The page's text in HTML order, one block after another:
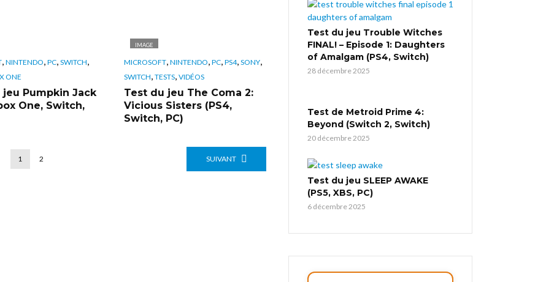
, NINTENDO, PC, SWITCH,
ONE
jeu Pumpkin Jack
One, Switch,
IMAGE
MICROSOFT, NINTENDO, PC, PS4, SONY,
SWITCH, TESTS, VIDÉOS
Test du jeu The Coma 2:
Vicious Sisters (PS4,
Switch, PC)
1 2 SUIVANT
Test du jeu Trouble Witches
FINAL! – Episode 1: Daughters
of Amalgam (PS4, Switch)
28 décembre 2025
Test de Metroid Prime 4:
Beyond (Switch 2, Switch)
20 décembre 2025
Test du jeu SLEEP AWAKE
(PS5, XBS, PC)
6 décembre 2025